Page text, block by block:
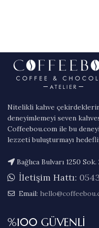
Nitelikli kahve
deneyimlemeyi seven
Coffeebou.com ile bu
lezzeti buluşturmayı
Bağlıca Bulvarı 1250
İletişim Hattı:
Email:
%100 GÜVENLİ